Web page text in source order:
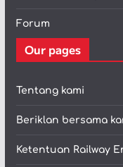
Forum
Our pages
Tentang kami
Beriklan bersama
Ketentuan Railway